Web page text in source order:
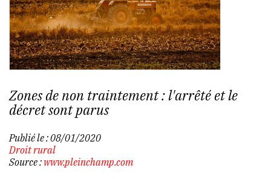
Zones de non traintement : l'arrêté et le
décret sont parus
Publié le :08/01/2020
Droit rural
Source : www.pleinchamp.com